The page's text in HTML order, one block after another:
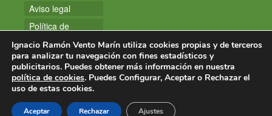
Aviso legal
Política de
privacidad
Política de
cookies
Ignacio Ramón Vento Marín utiliza cookies propias y de terceros
para analizar tu navegación con fines estadísticos y
publicitarios. Puedes obtener más información en nuestra
política de cookies. Puedes Configurar, Aceptar o Rechazar el
uso de estas cookies.
Aceptar Rechazar Ajustes